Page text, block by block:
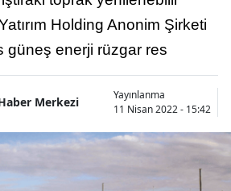
Holding Anonim Şirketi
güneş enerji rüzgar res
Merkezi
Yayınlanma
11 Nisan 2022 - 15:42